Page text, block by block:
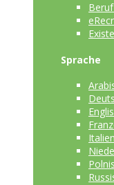
Sprache